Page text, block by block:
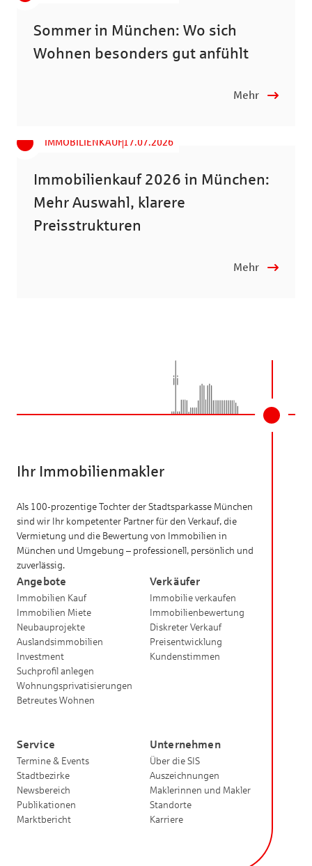
Sommer in München: Wo sich
Wohnen besonders gut anfühlt
Mehr
IMMOBILIENKAUF 17.07.2026
Immobilienkauf 2026 in München:
Mehr Auswahl, klarere
Preisstrukturen
Mehr
Ihr Immobilienmakler
Als 100-prozentige Tochter der Stadtsparkasse München
sind wir Ihr kompetenter Partner für den Verkauf, die
Vermietung und die Bewertung von Immobilien in
München und Umgebung – professionell, persönlich und
zuverlässig.
Angebote
Immobilien Kauf
Immobilien Miete
Neubauprojekte
Auslandsimmobilien
Investment
Suchprofil anlegen
Wohnungsprivatisierungen
Betreutes Wohnen
Verkäufer
Immobilie verkaufen
Immobilienbewertung
Diskreter Verkauf
Preisentwicklung
Kundenstimmen
Service
Termine & Events
Stadtbezirke
Newsbereich
Publikationen
Marktbericht
Unternehmen
Über die SIS
Auszeichnungen
Maklerinnen und Makler
Standorte
Karriere